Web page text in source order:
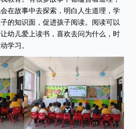
在故事中去探索，明白人生道理，学
的知识面，促进孩子阅读。阅读可以
幼儿爱上读书，喜欢去问为什么，时
学习。